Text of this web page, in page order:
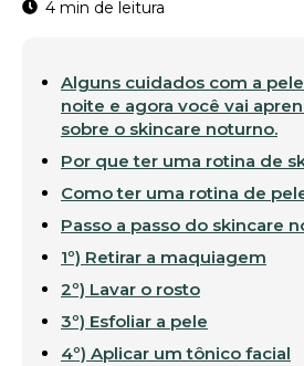
Alguns cuidados com a
noite e agora você vai
sobre o skincare noturno.
Por que ter uma rotina de
Como ter uma rotina de
Passo a passo do skincare
1º) Retirar a maquiagem
2º) Lavar o rosto
3º) Esfoliar a pele
4º) Aplicar um tônico facial